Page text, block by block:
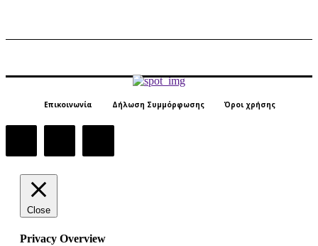
Επικοινωνία Δήλωση Συμμόρφωσης Όροι χρήσης
Close
Privacy Overview